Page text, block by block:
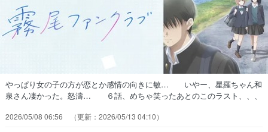
やっぱり女の子の方が恋とか感情の向きに敏… いやー、星羅ちゃん和
泉さん凄かった。怒濤… ６話、めちゃ笑ったあとのこのラスト、、、
(´ω`)お毎週お鑑賞さん剳… え、霧尾サッカー下手なのｗｗまぁ藍美が
2026/05/08 06:56 2026/05/13 04:10